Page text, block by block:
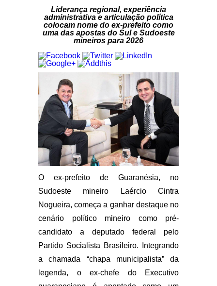
Liderança regional, experiência
administrativa e articulação política
colocam nome do ex-prefeito como
uma das apostas do Sul e Sudoeste
mineiros para 2026
O ex-prefeito de Guaranésia, no
Sudoeste mineiro Laércio Cintra
Nogueira, começa a ganhar destaque no
cenário político mineiro como pré-
candidato a deputado federal pelo
Partido Socialista Brasileiro. Integrando
a chamada “chapa municipalista” da
legenda, o ex-chefe do Executivo